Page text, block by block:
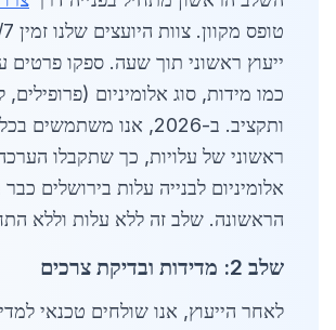
ייעוץ ראשוני תוך שעה. ספקו פרטים
כמו מידות, סוג אלומיניום (פרופילים,
ראשוני של עלויות, כך שתקבלו
אלומיניום לבנייה עלות בירושלים
הראשונה. שלב זה ללא עלות וללא
שלב 2: מדידות ובדיקת צרכים
לאחר הייעוץ, אנו שולחים טכנאי